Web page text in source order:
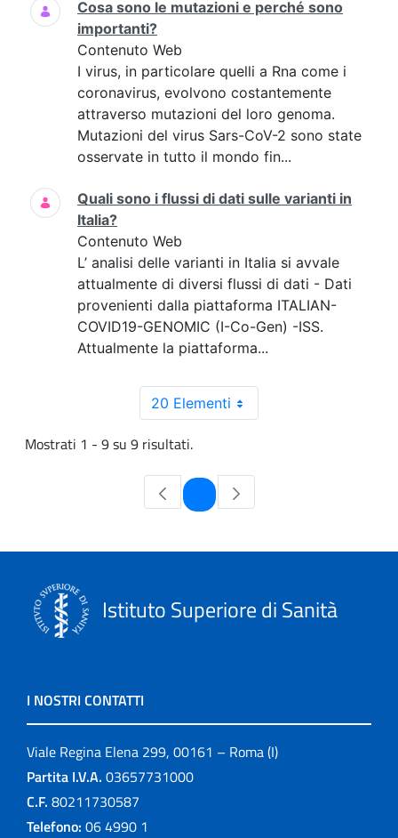
Cosa sono le mutazioni e perché sono
importanti?
Contenuto Web
I virus, in particolare quelli a Rna come i
coronavirus, evolvono costantemente
attraverso mutazioni del loro genoma.
Mutazioni del virus Sars-CoV-2 sono state
osservate in tutto il mondo fin...
Quali sono i flussi di dati sulle varianti in
Italia?
Contenuto Web
L’ analisi delle varianti in Italia si avvale
attualmente di diversi flussi di dati - Dati
provenienti dalla piattaforma ITALIAN-
COVID19-GENOMIC (I-Co-Gen) -ISS.
Attualmente la piattaforma...
20 Elementi
Mostrati 1 - 9 su 9 risultati.
Pagina
Istituto Superiore di Sanità
I NOSTRI CONTATTI
Viale Regina Elena 299, 00161 – Roma (I)
Partita I.V.A. 03657731000
C.F. 80211730587
Telefono: 06 4990 1